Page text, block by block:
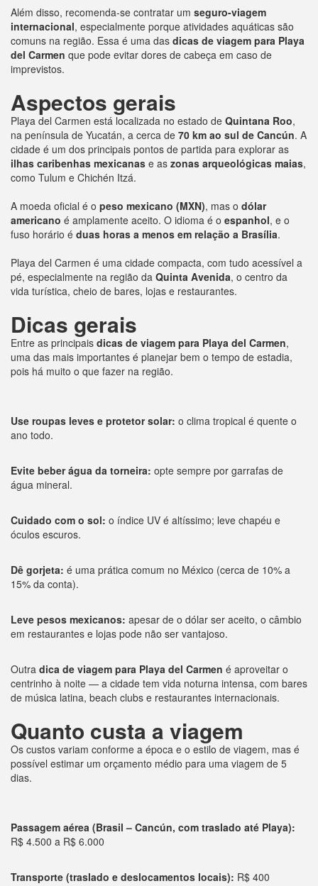
Além disso, recomenda-se contratar um seguro-viagem
internacional, especialmente porque atividades aquáticas são
comuns na região. Essa é uma das dicas de viagem para Playa
del Carmen que pode evitar dores de cabeça em caso de
imprevistos.
Aspectos gerais
Playa del Carmen está localizada no estado de Quintana Roo,
na península de Yucatán, a cerca de 70 km ao sul de Cancún. A
cidade é um dos principais pontos de partida para explorar as
ilhas caribenhas mexicanas e as zonas arqueológicas maias,
como Tulum e Chichén Itzá.
A moeda oficial é o peso mexicano (MXN), mas o dólar
americano é amplamente aceito. O idioma é o espanhol, e o
fuso horário é duas horas a menos em relação a Brasília.
Playa del Carmen é uma cidade compacta, com tudo acessível a
pé, especialmente na região da Quinta Avenida, o centro da
vida turística, cheio de bares, lojas e restaurantes.
Dicas gerais
Entre as principais dicas de viagem para Playa del Carmen,
uma das mais importantes é planejar bem o tempo de estadia,
pois há muito o que fazer na região.
Use roupas leves e protetor solar: o clima tropical é quente o
ano todo.
Evite beber água da torneira: opte sempre por garrafas de
água mineral.
Cuidado com o sol: o índice UV é altíssimo; leve chapéu e
óculos escuros.
Dê gorjeta: é uma prática comum no México (cerca de 10% a
15% da conta).
Leve pesos mexicanos: apesar de o dólar ser aceito, o câmbio
em restaurantes e lojas pode não ser vantajoso.
Outra dica de viagem para Playa del Carmen é aproveitar o
centrinho à noite — a cidade tem vida noturna intensa, com bares
de música latina, beach clubs e restaurantes internacionais.
Quanto custa a viagem
Os custos variam conforme a época e o estilo de viagem, mas é
possível estimar um orçamento médio para uma viagem de 5
dias.
Passagem aérea (Brasil – Cancún, com traslado até Playa):
R$ 4.500 a R$ 6.000
Transporte (traslado e deslocamentos locais): R$ 400